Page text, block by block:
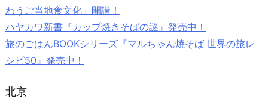
わうご当地食文化」開講！
ハヤカワ新書『カップ焼きそばの謎』発売中！
旅のごはんBOOKシリーズ『マルちゃん焼そば 世界の旅レ
シピ50』発売中！
北京